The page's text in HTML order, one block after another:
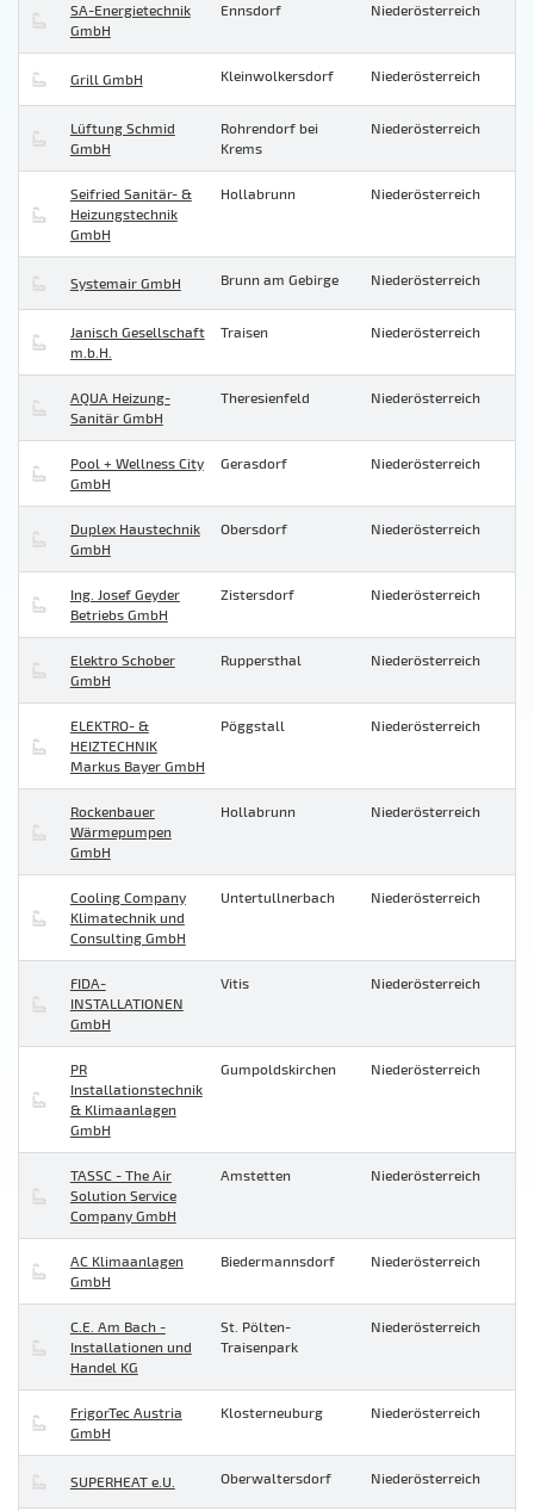
SA-Energietechnik
GmbH
Ennsdorf Niederösterreich
Grill GmbH Kleinwolkersdorf Niederösterreich
Lüftung Schmid
GmbH
Rohrendorf bei
Krems
Niederösterreich
Seifried Sanitär- &
Heizungstechnik
GmbH
Hollabrunn Niederösterreich
Systemair GmbH Brunn am Gebirge Niederösterreich
Janisch Gesellschaft
m.b.H.
Traisen Niederösterreich
AQUA Heizung-
Sanitär GmbH
Theresienfeld Niederösterreich
Pool + Wellness City
GmbH
Gerasdorf Niederösterreich
Duplex Haustechnik
GmbH
Obersdorf Niederösterreich
Ing. Josef Geyder
Betriebs GmbH
Zistersdorf Niederösterreich
Elektro Schober
GmbH
Ruppersthal Niederösterreich
ELEKTRO- &
HEIZTECHNIK
Markus Bayer GmbH
Pöggstall Niederösterreich
Rockenbauer
Wärmepumpen
GmbH
Hollabrunn Niederösterreich
Cooling Company
Klimatechnik und
Consulting GmbH
Untertullnerbach Niederösterreich
FIDA-
INSTALLATIONEN
GmbH
Vitis Niederösterreich
PR
Installationstechnik
& Klimaanlagen
GmbH
Gumpoldskirchen Niederösterreich
TASSC - The Air
Solution Service
Company GmbH
Amstetten Niederösterreich
AC Klimaanlagen
GmbH
Biedermannsdorf Niederösterreich
C.E. Am Bach -
Installationen und
Handel KG
St. Pölten-
Traisenpark
Niederösterreich
FrigorTec Austria
GmbH
Klosterneuburg Niederösterreich
SUPERHEAT e.U. Oberwaltersdorf Niederösterreich